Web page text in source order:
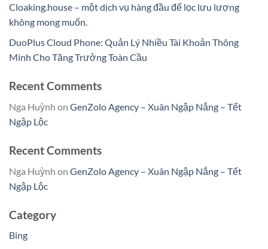
Cloaking.house – một dịch vụ hàng đầu để lọc lưu lượng
không mong muốn.
DuoPlus Cloud Phone: Quản Lý Nhiều Tài Khoản Thông
Minh Cho Tăng Trưởng Toàn Cầu
Recent Comments
Nga Huỳnh on GenZolo Agency – Xuân Ngập Nắng – Tết
Ngập Lộc
Recent Comments
Nga Huỳnh on GenZolo Agency – Xuân Ngập Nắng – Tết
Ngập Lộc
Category
Bing